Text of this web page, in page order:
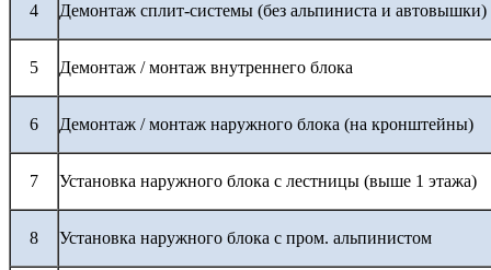
4 Демонтаж сплит-системы (без альпиниста и автовышки)
5 Демонтаж / монтаж внутреннего блока
6 Демонтаж / монтаж наружного блока (на кронштейны)
7 Установка наружного блока с лестницы (выше 1 этажа)
8 Установка наружного блока с пром. альпинистом